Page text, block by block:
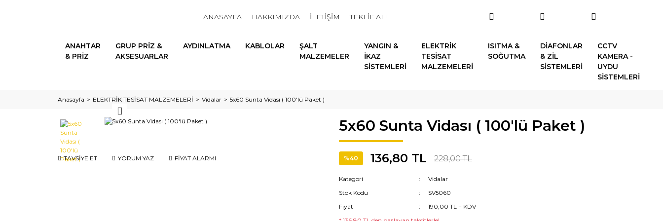
ANASAYFA HAKKIMIZDA İLETİŞİM TEKLİF AL!
ANAHTAR
& PRİZ
GRUP PRİZ &
AKSESUARLAR
AYDINLATMA KABLOLAR
ŞALT
MALZEMELER
YANGIN &
İKAZ
SİSTEMLERİ
ELEKTRİK
TESİSAT
MALZEMELERİ
ISITMA &
SOĞUTMA
DİAFONLAR
& ZİL
SİSTEMLERİ
CCTV
KAMERA -
UYDU
SİSTEMLERİ
Anasayfa ELEKTRİK TESİSAT MALZEMELERİ Vidalar 5x60 Sunta Vidası ( 100'lü Paket )
TAVSİYE ET YORUM YAZ FİYAT ALARMI
5x60 Sunta Vidası ( 100'lü Paket )
%40 136,80 TL 228,00 TL
Kategori
Vidalar
Stok Kodu
SV5060
Fiyat
190,00 TL + KDV